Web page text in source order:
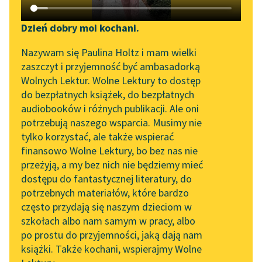
Katalog DAISY
Podkasty o książkach
Zgłoś brak utworu
Aktualności
Spotkanie z Katarzyną
Tunkiel w Oslo
Wolne Lektury na 32.
Pol’and’Rock Festivalu
„Kochanek Lady
Chatterley” do słuchania
na Wolnych Lekturach
Nowy audiobook –
„Marzenie o Oriencie”
Sophie Elkan
Kolekcja Nadwyraz.com x
Narzędzia
Mapa Wolnych Lektur
Leśmianator
Przewodnik dla piszących i
czytających
API
OAI-PMH
Widget Wolnych Lektur
Przypisy
Dzień dobry moi kochani.
Nazywam się Paulina Holtz i mam wielki
zaszczyt i przyjemność być ambasadorką
Wolnych Lektur. Wolne Lektury to dostęp
do bezpłatnych książek, do bezpłatnych
audiobooków i różnych publikacji. Ale oni
potrzebują naszego wsparcia. Musimy nie
tylko korzystać, ale także wspierać
finansowo Wolne Lektury, bo bez nas nie
przeżyją, a my bez nich nie będziemy mieć
dostępu do fantastycznej literatury, do
potrzebnych materiałów, które bardzo
często przydają się naszym dzieciom w
szkołach albo nam samym w pracy, albo
po prostu do przyjemności, jaką dają nam
książki. Także kochani, wspierajmy Wolne
Edith Nesbit
skarbu
Najciekawsze są
zawsze te książki, w
których się coś dzieje.
Tak samo jest w
życiu...
Czytaj więcej
Motyw: Literat